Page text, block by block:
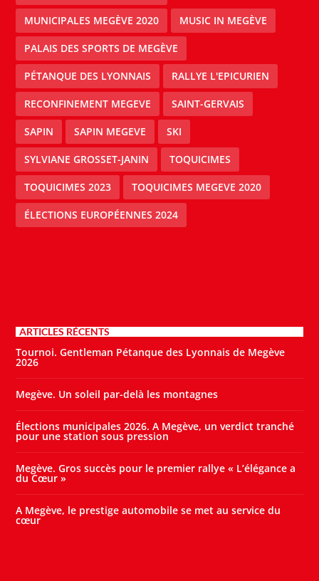
MUNICIPALES MEGÈVE 2020 MUSIC IN MEGÈVE
PALAIS DES SPORTS DE MEGÈVE
PÉTANQUE DES LYONNAIS RALLYE L'EPICURIEN
RECONFINEMENT MEGEVE SAINT-GERVAIS
SAPIN SAPIN MEGEVE SKI
SYLVIANE GROSSET-JANIN TOQUICIMES
TOQUICIMES 2023 TOQUICIMES MEGEVE 2020
ÉLECTIONS EUROPÉENNES 2024
ARTICLES RÉCENTS
Tournoi. Gentleman Pétanque des Lyonnais de Megève
2026
Megève. Un soleil par-delà les montagnes
Élections municipales 2026. A Megève, un verdict tranché
pour une station sous pression
Megève. Gros succès pour le premier rallye « L’élégance a
du Cœur »
A Megève, le prestige automobile se met au service du
cœur